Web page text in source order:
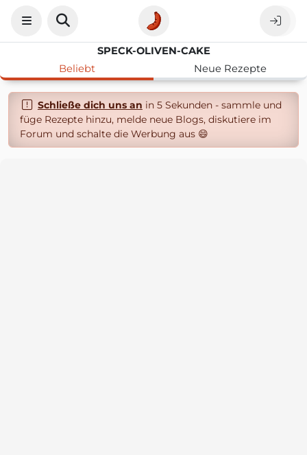
SPECK-OLIVEN-CAKE
Beliebt
Neue Rezepte
Schließe dich uns an in 5 Sekunden - sammle und
füge Rezepte hinzu, melde neue Blogs, diskutiere im
Forum und schalte die Werbung aus 😄